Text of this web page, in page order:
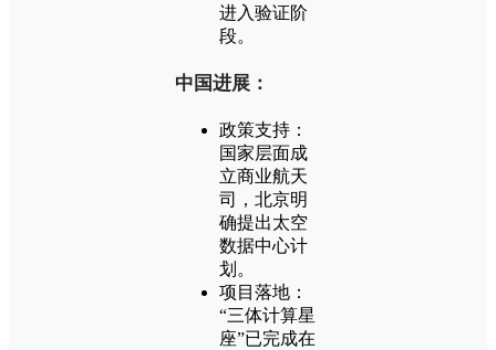
进入验证阶
段。
中国进展：
政策支持：
国家层面成
立商业航天
司，北京明
确提出太空
数据中心计
划。
项目落地：
“三体计算星
座”已完成在